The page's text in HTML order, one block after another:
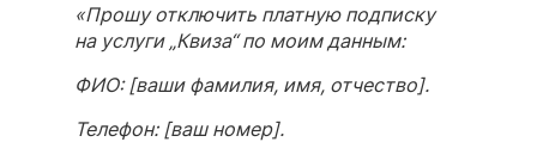
«Прошу отключить платную подписку
на услуги „Квиза“ по моим данным:
ФИО: [ваши фамилия, имя, отчество].
Телефон: [ваш номер].